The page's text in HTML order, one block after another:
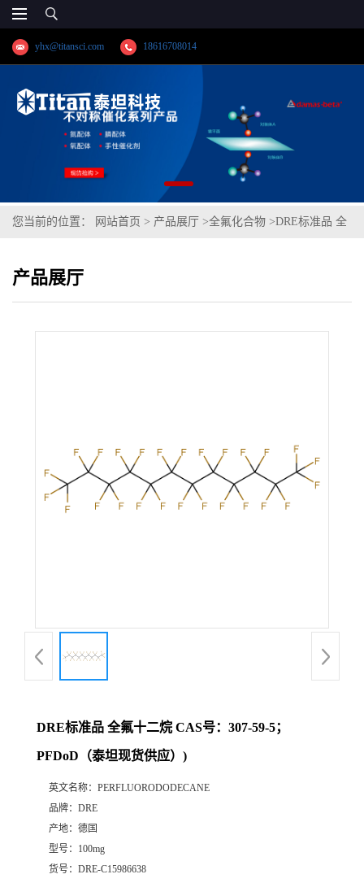
yhx@titansci.com 18616708014
您当前的位置： 网站首页 > 产品展厅 >全氟化合物 >DRE标准品 全
产品展厅
DRE标准品 全氟十二烷 CAS号：307-59-5；
PFDoD（泰坦现货供应）)
英文名称： PERFLUORODODECANE
品牌： DRE
产地： 德国
型号： 100mg
货号： DRE-C15986638